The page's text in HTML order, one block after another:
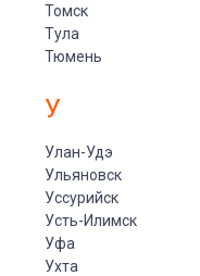
Томск
Тула
Тюмень
У
Улан-Удэ
Ульяновск
Уссурийск
Усть-Илимск
Уфа
Ухта